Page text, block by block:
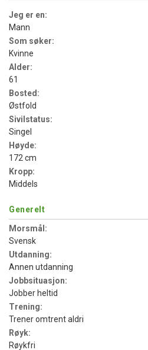
Jeg er en:
Mann
Som søker:
Kvinne
Alder:
61
Bosted:
Østfold
Sivilstatus:
Singel
Høyde:
172 cm
Kropp:
Middels
Generelt
Morsmål:
Svensk
Utdanning:
Annen utdanning
Jobbsituasjon:
Jobber heltid
Trening:
Trener omtrent aldri
Røyk:
Røykfri